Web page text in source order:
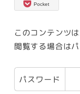
Pocket
このコンテンツ
閲覧する場合は
パスワード